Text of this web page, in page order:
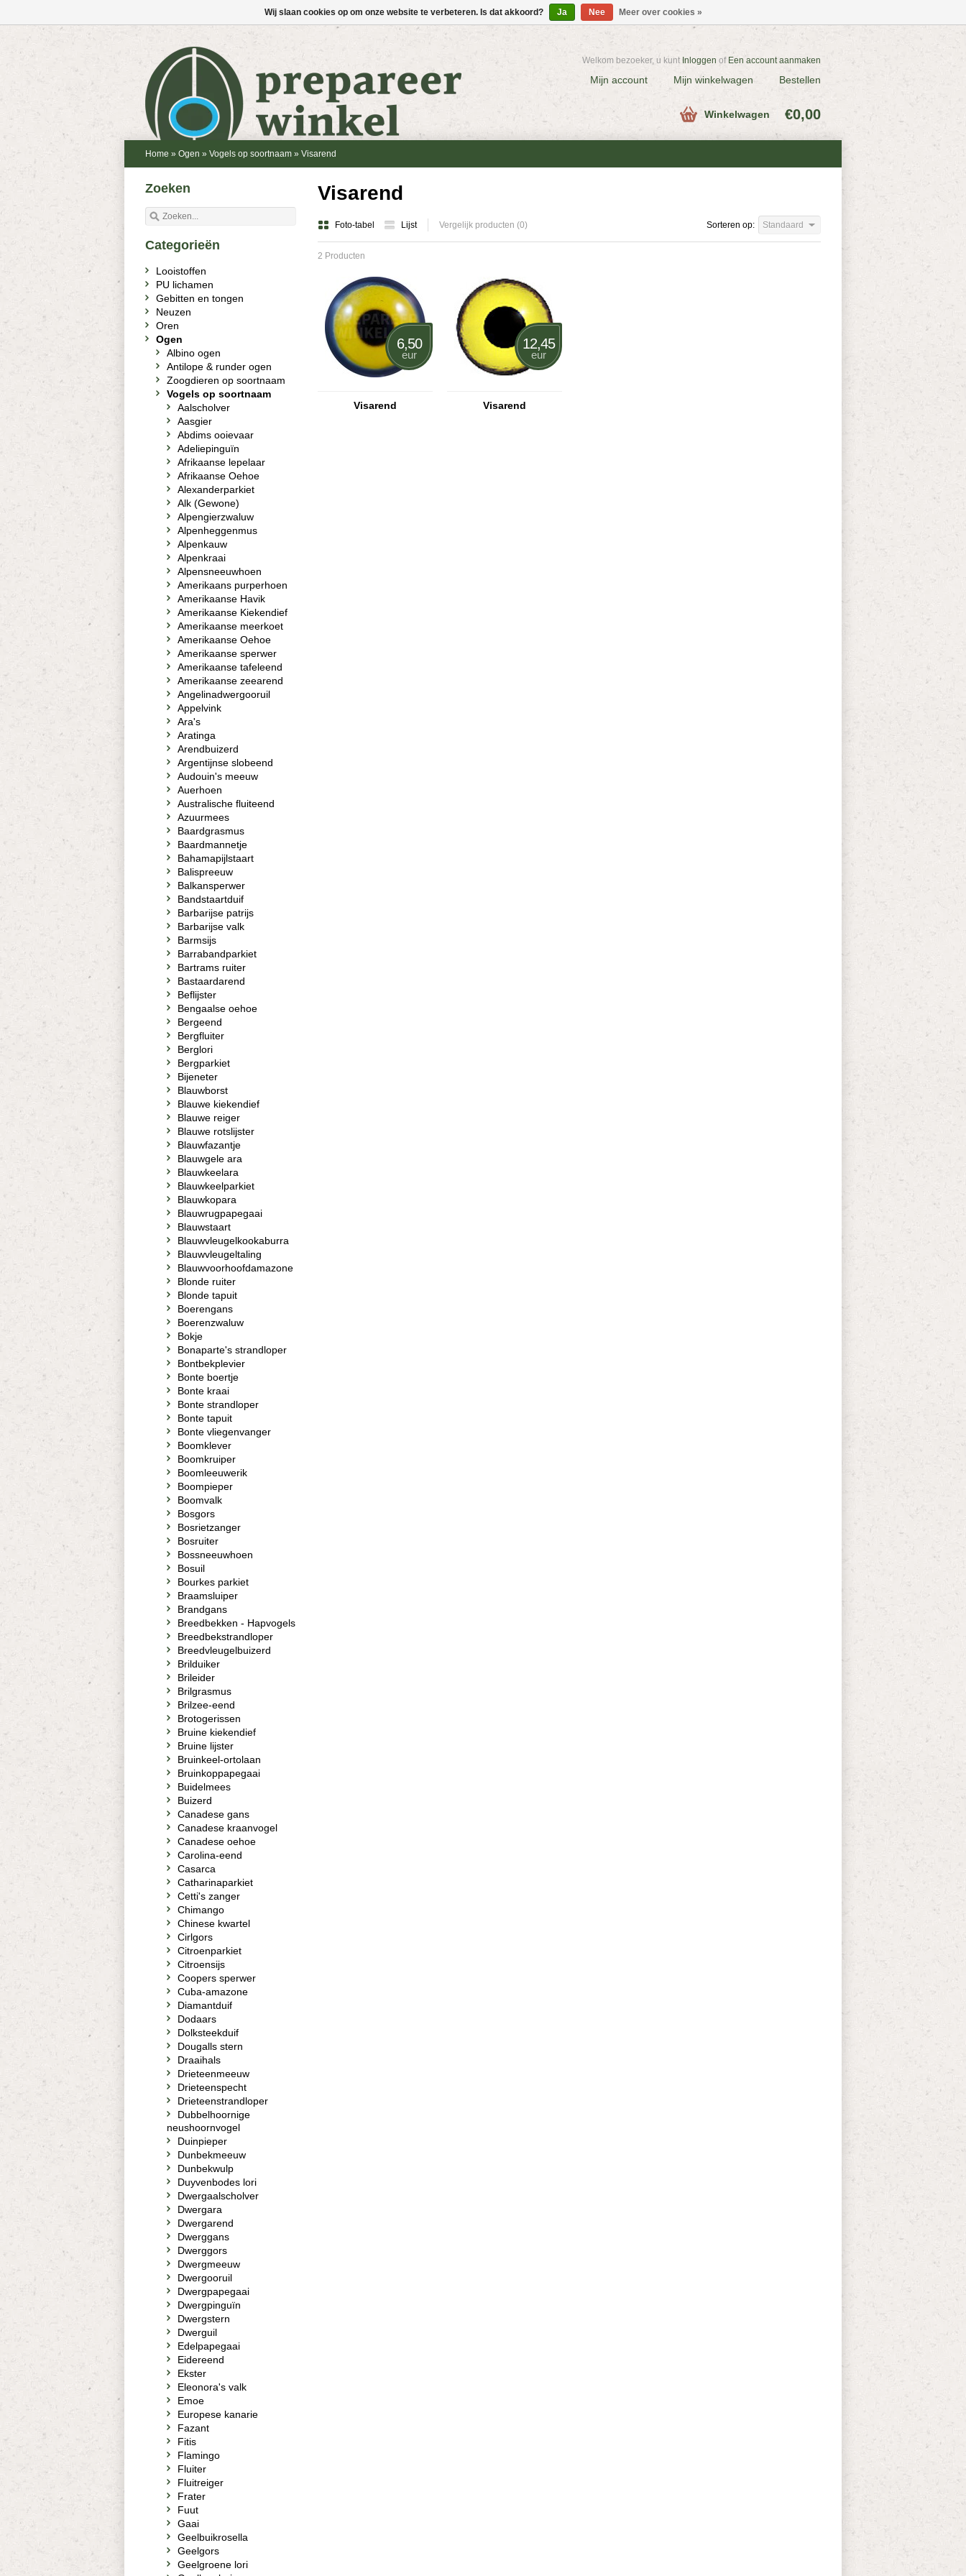
Welkom bezoeker, u kunt Inloggen of Een account aanmaken
Mijn account Mijn winkelwagen Bestellen
Winkelwagen €0,00
Home » Ogen » Vogels op soortnaam » Visarend
Visarend
Foto-tabel Lijst Vergelijk producten (0) Sorteren op: Standaard
2 Producten
6,50
eur
Visarend
12,45
eur
Visarend
Zoeken
Categorieën
Looistoffen
PU lichamen
Gebitten en tongen
Neuzen
Oren
Ogen
Albino ogen
Antilope & runder ogen
Zoogdieren op soortnaam
Vogels op soortnaam
Aalscholver
Aasgier
Abdims ooievaar
Adeliepinguïn
Afrikaanse lepelaar
Afrikaanse Oehoe
Alexanderparkiet
Alk (Gewone)
Alpengierzwaluw
Alpenheggenmus
Alpenkauw
Alpenkraai
Alpensneeuwhoen
Amerikaans purperhoen
Amerikaanse Havik
Amerikaanse Kiekendief
Amerikaanse meerkoet
Amerikaanse Oehoe
Amerikaanse sperwer
Amerikaanse tafeleend
Amerikaanse zeearend
Angelinadwergooruil
Appelvink
Ara's
Aratinga
Arendbuizerd
Argentijnse slobeend
Audouin's meeuw
Auerhoen
Australische fluiteend
Azuurmees
Baardgrasmus
Baardmannetje
Bahamapijlstaart
Balispreeuw
Balkansperwer
Bandstaartduif
Barbarijse patrijs
Barbarijse valk
Barmsijs
Barrabandparkiet
Bartrams ruiter
Bastaardarend
Beflijster
Bengaalse oehoe
Bergeend
Bergfluiter
Berglori
Bergparkiet
Bijeneter
Blauwborst
Blauwe kiekendief
Blauwe reiger
Blauwe rotslijster
Blauwfazantje
Blauwgele ara
Blauwkeelara
Blauwkeelparkiet
Blauwkopara
Blauwrugpapegaai
Blauwstaart
Blauwvleugelkookaburra
Blauwvleugeltaling
Blauwvoorhoofdamazone
Blonde ruiter
Blonde tapuit
Boerengans
Boerenzwaluw
Bokje
Bonaparte's strandloper
Bontbekplevier
Bonte boertje
Bonte kraai
Bonte strandloper
Bonte tapuit
Bonte vliegenvanger
Boomklever
Boomkruiper
Boomleeuwerik
Boompieper
Boomvalk
Bosgors
Bosrietzanger
Bosruiter
Bossneeuwhoen
Bosuil
Bourkes parkiet
Braamsluiper
Brandgans
Breedbekken - Hapvogels
Breedbekstrandloper
Breedvleugelbuizerd
Brilduiker
Brileider
Brilgrasmus
Brilzee-eend
Brotogerissen
Bruine kiekendief
Bruine lijster
Bruinkeel-ortolaan
Bruinkoppapegaai
Buidelmees
Buizerd
Canadese gans
Canadese kraanvogel
Canadese oehoe
Carolina-eend
Casarca
Catharinaparkiet
Cetti's zanger
Chimango
Chinese kwartel
Cirlgors
Citroenparkiet
Citroensijs
Coopers sperwer
Cuba-amazone
Diamantduif
Dodaars
Dolksteekduif
Dougalls stern
Draaihals
Drieteenmeeuw
Drieteenspecht
Drieteenstrandloper
Dubbelhoornige
neushoornvogel
Duinpieper
Dunbekmeeuw
Dunbekwulp
Duyvenbodes lori
Dwergaalscholver
Dwergara
Dwergarend
Dwerggans
Dwerggors
Dwergmeeuw
Dwergooruil
Dwergpapegaai
Dwergpinguïn
Dwergstern
Dwerguil
Edelpapegaai
Eidereend
Ekster
Eleonora's valk
Emoe
Europese kanarie
Fazant
Fitis
Flamingo
Fluiter
Fluitreiger
Frater
Fuut
Gaai
Geelbuikrosella
Geelgors
Geelgroene lori
Wij slaan cookies op om onze website te verbeteren. Is dat akkoord? Ja Nee Meer over cookies »